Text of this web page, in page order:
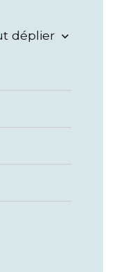
déplier keyboard_arrow_down